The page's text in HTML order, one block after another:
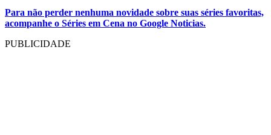
Para não perder nenhuma novidade sobre suas séries favoritas,
acompanhe o Séries em Cena no Google Noticias.
PUBLICIDADE